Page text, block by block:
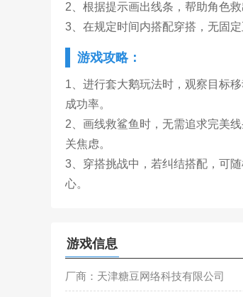
2、根据提示画出线条，帮助角色
3、在规定时间内搭配穿搭，无固
游戏攻略：
1、进行套大鹅玩法时，观察目标
成功率。
2、画线救鲨鱼时，无需追求完美
关焦虑。
3、穿搭挑战中，若纠结搭配，可
心。
游戏信息
厂商：天津糖豆网络科技有限公司